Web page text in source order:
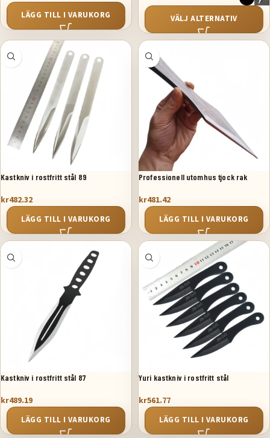
LÄGG TILL I VARUKORG VÄLJ ALTERNATIV
Kastkniv i rostfritt stål 89
kr482.32
LÄGG TILL I VARUKORG
Professionell utomhus tjock rak
kr481.42
LÄGG TILL I VARUKORG
Kastkniv i rostfritt stål 87
kr489.19
LÄGG TILL I VARUKORG
Yuri kastkniv i rostfritt stål
kr561.77
LÄGG TILL I VARUKORG